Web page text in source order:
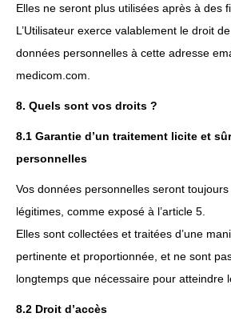
Elles ne seront plus utilisées après à des
L’Utilisateur exerce valablement le droit
données personnelles à cette adresse
medicom.com.
8. Quels sont vos droits ?
8.1 Garantie d’un traitement licite et
personnelles
Vos données personnelles seront
légitimes, comme exposé à l’article 5.
Elles sont collectées et traitées d’une
pertinente et proportionnée, et ne sont
longtemps que nécessaire pour atteindre
8.2 Droit d’accès